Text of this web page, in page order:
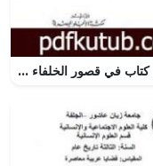
تحميل كتاب في قصور الخلفاء العباسيين PDF تأليف أحمد شلبي مجانا [كامل]